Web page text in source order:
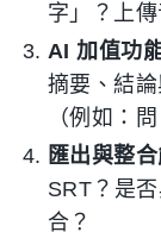
字」？上
AI 加值功
摘要、結
（例如：
匯出與整
SRT？是
合？